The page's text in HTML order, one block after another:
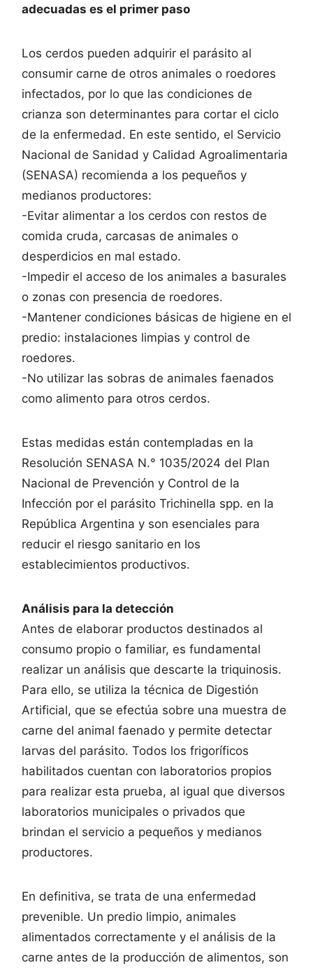
adecuadas es el primer paso
Los cerdos pueden adquirir el parásito al
consumir carne de otros animales o roedores
infectados, por lo que las condiciones de
crianza son determinantes para cortar el ciclo
de la enfermedad. En este sentido, el Servicio
Nacional de Sanidad y Calidad Agroalimentaria
(SENASA) recomienda a los pequeños y
medianos productores:
-Evitar alimentar a los cerdos con restos de
comida cruda, carcasas de animales o
desperdicios en mal estado.
-Impedir el acceso de los animales a basurales
o zonas con presencia de roedores.
-Mantener condiciones básicas de higiene en el
predio: instalaciones limpias y control de
roedores.
-No utilizar las sobras de animales faenados
como alimento para otros cerdos.
Estas medidas están contempladas en la
Resolución SENASA N.° 1035/2024 del Plan
Nacional de Prevención y Control de la
Infección por el parásito Trichinella spp. en la
República Argentina y son esenciales para
reducir el riesgo sanitario en los
establecimientos productivos.
Análisis para la detección
Antes de elaborar productos destinados al
consumo propio o familiar, es fundamental
realizar un análisis que descarte la triquinosis.
Para ello, se utiliza la técnica de Digestión
Artificial, que se efectúa sobre una muestra de
carne del animal faenado y permite detectar
larvas del parásito. Todos los frigoríficos
habilitados cuentan con laboratorios propios
para realizar esta prueba, al igual que diversos
laboratorios municipales o privados que
brindan el servicio a pequeños y medianos
productores.
En definitiva, se trata de una enfermedad
prevenible. Un predio limpio, animales
alimentados correctamente y el análisis de la
carne antes de la producción de alimentos, son